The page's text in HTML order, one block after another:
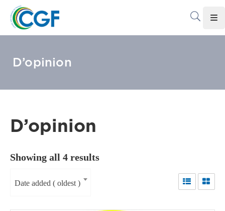
Le
Gabon
D’opinion
D’opinion
Showing all 4 results
Date added ( oldest )